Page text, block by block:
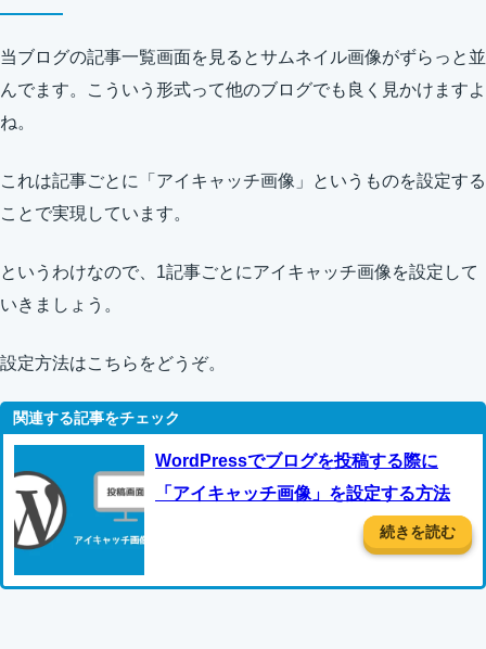
当ブログの記事一覧画面を見るとサムネイル画像がずらっと並
んでます。こういう形式って他のブログでも良く見かけますよ
ね。
これは記事ごとに「アイキャッチ画像」というものを設定する
ことで実現しています。
というわけなので、1記事ごとにアイキャッチ画像を設定して
いきましょう。
設定方法はこちらをどうぞ。
WordPressでブログを投稿する際に
「アイキャッチ画像」を設定する方法
続きを読む